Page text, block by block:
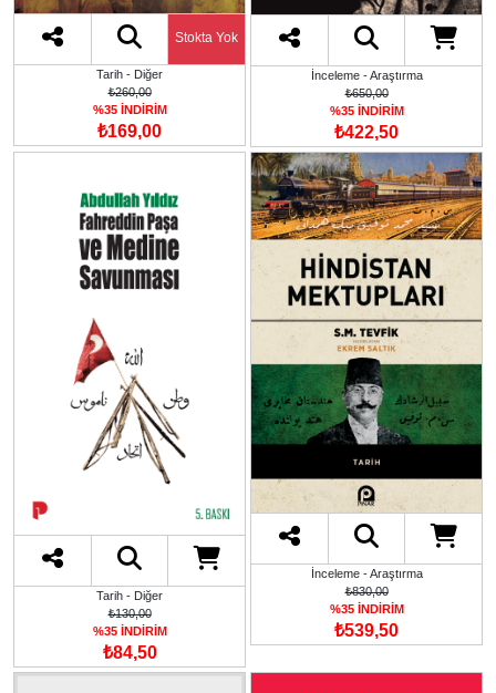
Stokta Yok
Tarih - Diğer
₺260,00
%35 İNDİRİM
₺169,00
İnceleme - Araştırma
₺650,00
%35 İNDİRİM
₺422,50
Tarih - Diğer
₺130,00
%35 İNDİRİM
₺84,50
İnceleme - Araştırma
₺830,00
%35 İNDİRİM
₺539,50